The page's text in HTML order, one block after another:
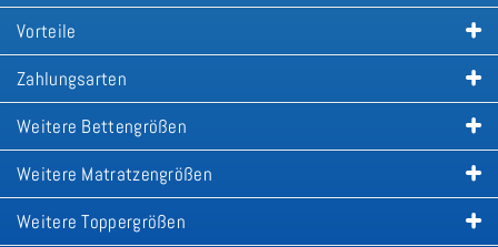
Vorteile
Zahlungsarten
Weitere Bettengrößen
Weitere Matratzengrößen
Weitere Toppergrößen